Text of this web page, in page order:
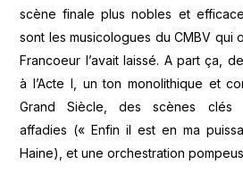
scène finale plus nobles et
sont les musicologues du CMBV qui
Francoeur l’avait laissé. A part ça,
à l’Acte I, un ton monolithique et
Grand Siècle, des scènes clés
affadies (« Enfin il est en ma
Haine), et une orchestration